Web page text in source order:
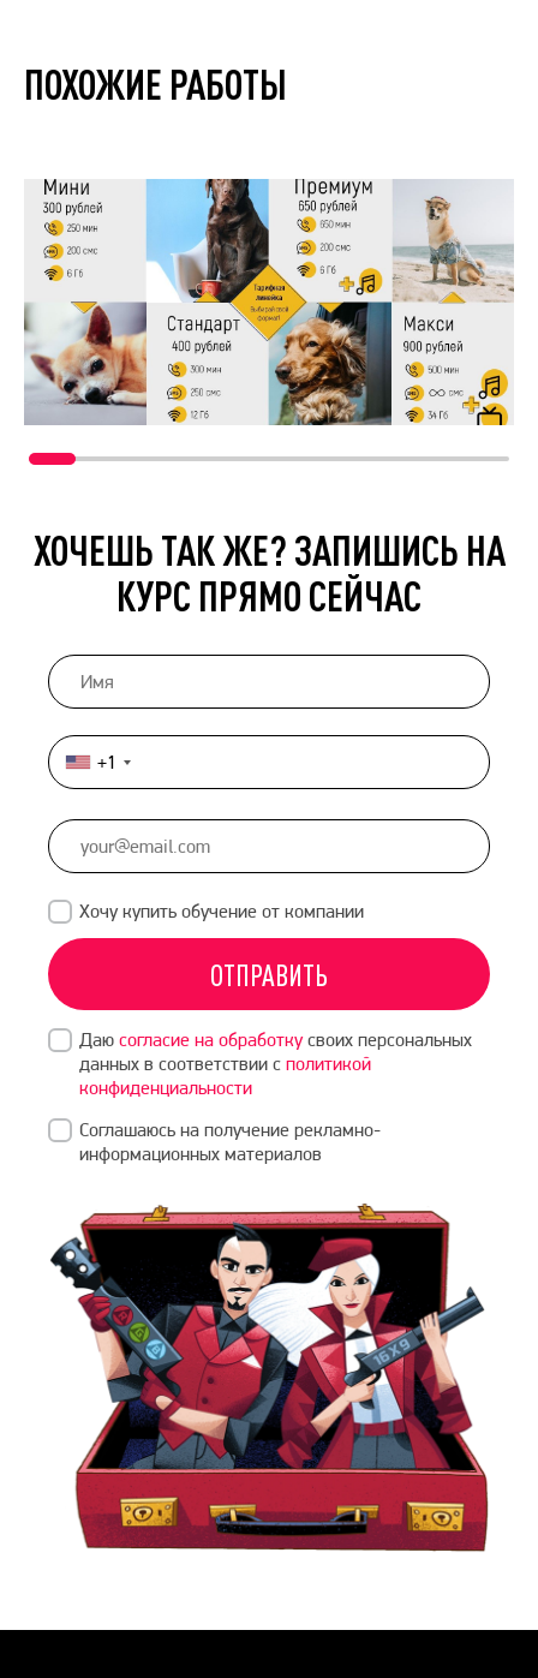
ПОХОЖИЕ РАБОТЫ
ХОЧЕШЬ ТАК ЖЕ? ЗАПИШИСЬ НА
КУРС ПРЯМО СЕЙЧАС
United
States
+1
+1
Хочу купить обучение от компании
ОТПРАВИТЬ
Даю согласие на обработкусвоих персональных
данных в соответствии с политикой
конфиденциальности
Соглашаюсь на получение рекламно-
информационных материалов